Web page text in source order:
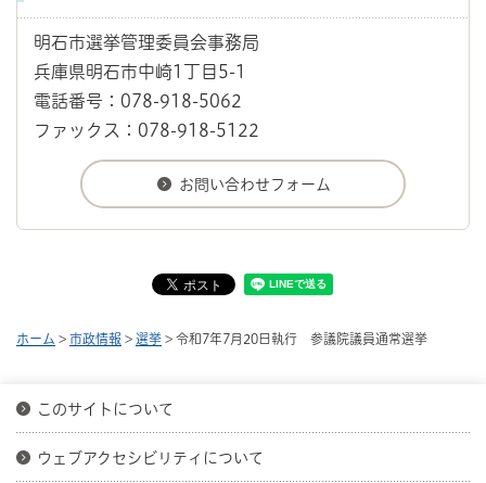
明石市選挙管理委員会事務局
兵庫県明石市中崎1丁目5-1
電話番号：078-918-5062
ファックス：078-918-5122
ホーム > 市政情報 > 選挙 > 令和7年7月20日執行 参議院議員通常選挙
このサイトについて
ウェブアクセシビリティについて